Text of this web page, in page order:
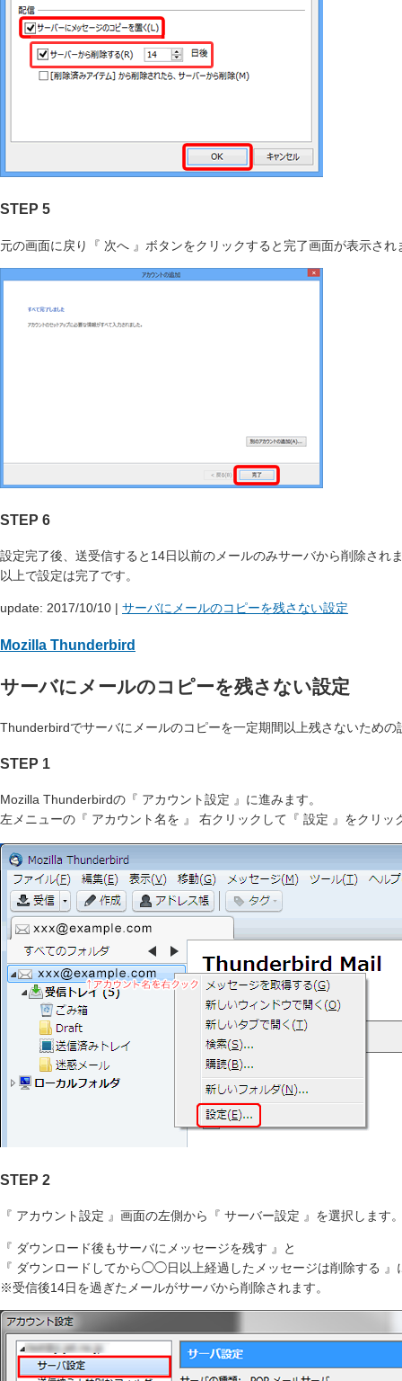
STEP 5
元の画面に戻り『 次へ 』ボタンをクリックすると完了画面が表示され
STEP 6
設定完了後、送受信すると14日以前のメールのみサーバから削除され
以上で設定は完了です。
update: 2017/10/10 | サーバにメールのコピーを残さない設定
Mozilla Thunderbird
サーバにメールのコピーを残さない設定
Thunderbirdでサーバにメールのコピーを一定期間以上残さないための
STEP 1
Mozilla Thunderbirdの『 アカウント設定 』に進みます。
左メニューの『 アカウント名を 』 右クリックして『 設定 』をクリッ
STEP 2
『 アカウント設定 』画面の左側から『 サーバー設定 』を選択します
『 ダウンロード後もサーバにメッセージを残す 』と
『 ダウンロードしてから◯◯日以上経過したメッセージは削除する
※受信後14日を過ぎたメールがサーバから削除されます。